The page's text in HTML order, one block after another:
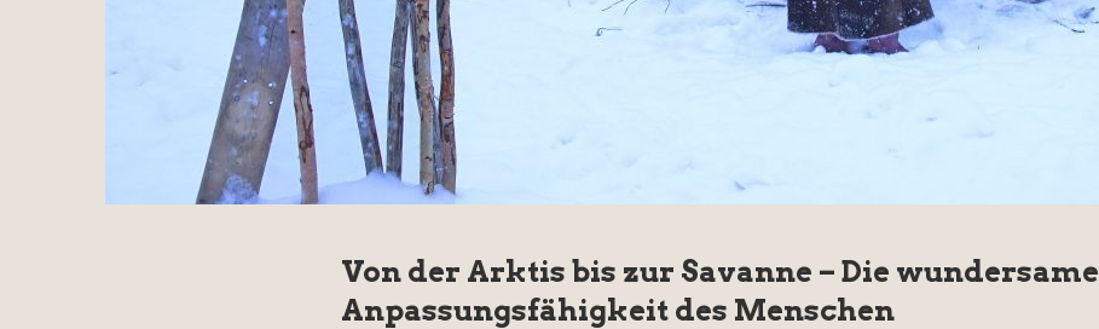
Von der Arktis bis zur Savanne – Die wundersame
Anpassungsfähigkeit des Menschen